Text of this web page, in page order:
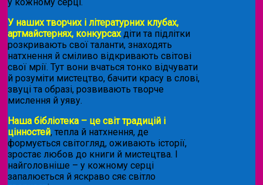
У наших творчих і літературних клубах,
артмайстернях, конкурсахдіти та підлітки
розкривають свої таланти, знаходять
натхнення й сміливо відкривають світові
свої мрії. Тут вони вчаться тонко відчувати
й розуміти мистецтво, бачити красу в слові,
звуці та образі, розвивають творче
мислення й уяву.
Наша бібліотека – це світ традицій і
цінностей, тепла й натхнення, де
формується світогляд, оживають історії,
зростає любов до книги й мистецтва. І
найголовніше – у кожному серці
запалюється й яскраво сяє світло